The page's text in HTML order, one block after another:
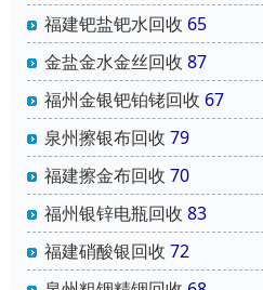
福建钯盐钯水回收 65
金盐金水金丝回收 87
福州金银钯铂铑回收 67
泉州擦银布回收 79
福建擦金布回收 70
福州银锌电瓶回收 83
福建硝酸银回收 72